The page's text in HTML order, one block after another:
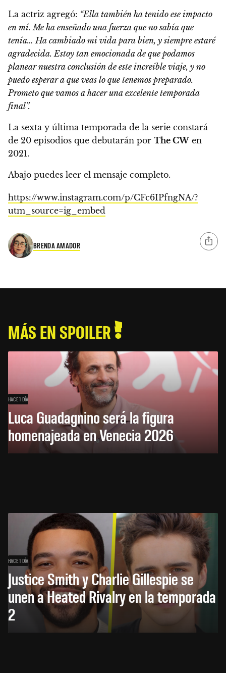
La actriz agregó: “Ella también ha tenido ese impacto
en mí. Me ha enseñado una fuerza que no sabía que
tenía… Ha cambiado mi vida para bien, y siempre estaré
agradecida. Estoy tan emocionada de que podamos
planear nuestra conclusión de este increíble viaje, y no
puedo esperar a que veas lo que tenemos preparado.
Prometo que vamos a hacer una excelente temporada
final”.
La sexta y última temporada de la serie constará
de 20 episodios que debutarán por The CW en
2021.
Abajo puedes leer el mensaje completo.
https://www.instagram.com/p/CFc6IPfngNA/?
utm_source=ig_embed
BRENDA AMADOR
MÁS EN SPOILER
HACE 1 DÍA
Luca Guadagnino será la figura
homenajeada en Venecia 2026
HACE 1 DÍA
Justice Smith y Charlie Gillespie se
unen a Heated Rivalry en la temporada
2